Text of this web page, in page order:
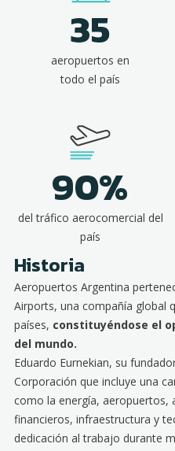
35
aeropuertos en
todo el país
90%
del tráfico aerocomercial del
país
Historia
Aeropuertos Argentina
Airports, una compañía global
países, constituyéndose el
del mundo.
Eduardo Eurnekian, su
Corporación que incluye una
como la energía, aeropuertos,
financieros, infraestructura y
dedicación al trabajo durante